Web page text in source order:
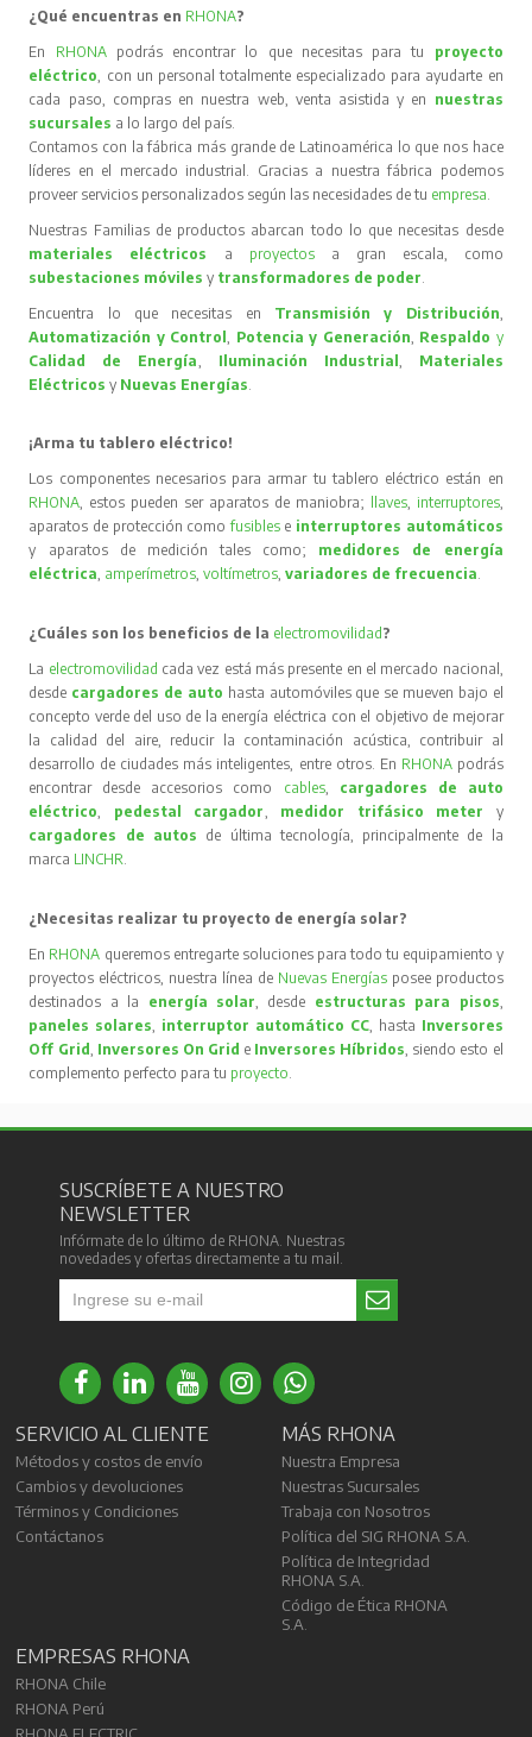
¿Qué encuentras en RHONA?
En RHONA podrás encontrar lo que necesitas para tu proyecto
eléctrico, con un personal totalmente especializado para ayudarte en
cada paso, compras en nuestra web, venta asistida y en nuestras
sucursales a lo largo del país.
Contamos con la fábrica más grande de Latinoamérica lo que nos hace
líderes en el mercado industrial. Gracias a nuestra fábrica podemos
proveer servicios personalizados según las necesidades de tu empresa.
Nuestras Familias de productos abarcan todo lo que necesitas desde
materiales eléctricos
a proyectos
a gran escala, como
subestaciones móvilesy transformadores de poder.
Encuentra lo que necesitas en Transmisión y Distribución,
Automatización y Control, Potencia y Generación, Respaldo y
Calidad de Energía, Iluminación Industrial , Materiales
Eléctricos y Nuevas Energías.
¡Arma tu tablero eléctrico!
Los componentes necesarios para armar tu tablero eléctrico están en
RHONA, estos pueden ser aparatos de maniobra; llaves, interruptores,
aparatos de protección comofusibles e interruptores automáticos
y aparatos de medición tales como; medidores de energía
eléctrica, amperímetros,voltímetros,variadores de frecuencia.
¿Cuáles son los beneficios de la electromovilidad ?
La electromovilidad cada vez está más presente en el mercado nacional,
desde cargadores de auto hasta automóviles que se mueven bajo el
concepto verde del uso de la energía eléctrica con el objetivo de mejorar
la calidad del aire, reducir la contaminación acústica, contribuir al
desarrollo de ciudades más inteligentes, entre otros. En RHONA podrás
encontrar desde accesorios como cables, cargadores de auto
eléctrico, pedestal cargador, medidor trifásico meter
y
cargadores de autos de última tecnología, principalmente de la
marca LINCHR.
¿Necesitas realizar tu proyecto de energía solar?
En RHONA queremos entregarte soluciones para todo tu equipamiento y
proyectos eléctricos, nuestra línea de Nuevas Energíasposee productos
destinados a la energía solar, desde estructuras para pisos,
paneles solares, interruptor automático CC, hasta Inversores
Off Grid, Inversores On Grid e Inversores Híbridos, siendo esto el
complemento perfecto para tu proyecto.
SUSCRÍBETE A NUESTRO
NEWSLETTER
Infórmate de lo último de RHONA. Nuestras
novedades y ofertas directamente a tu mail.
SERVICIO AL CLIENTE
Métodos y costos de envío
Cambios y devoluciones
Términos y Condiciones
Contáctanos
MÁS RHONA
Nuestra Empresa
Nuestras Sucursales
Trabaja con Nosotros
Política del SIG RHONA S.A.
Política de Integridad
RHONA S.A.
Código de Ética RHONA
S.A.
EMPRESAS RHONA
RHONA Chile
RHONA Perú